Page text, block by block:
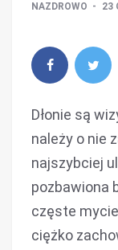
NAZDROWO 23
Dłonie są
należy o nie
najszybciej
pozbawiona
częste
ciężko